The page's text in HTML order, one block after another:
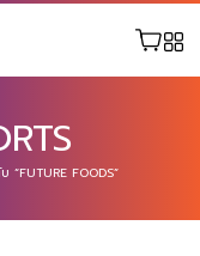
FOODS”